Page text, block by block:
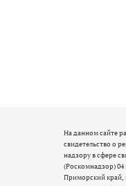
На данном сайте
свидетельство о
надзору в сфере
(Роскомнадзор) 04
Приморский край,